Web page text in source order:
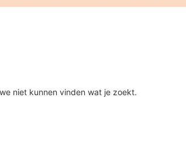
niet kunnen vinden wat je zoekt.